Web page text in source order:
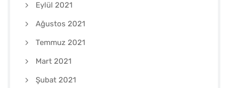
Eylül 2021
Ağustos 2021
Temmuz 2021
Mart 2021
Şubat 2021